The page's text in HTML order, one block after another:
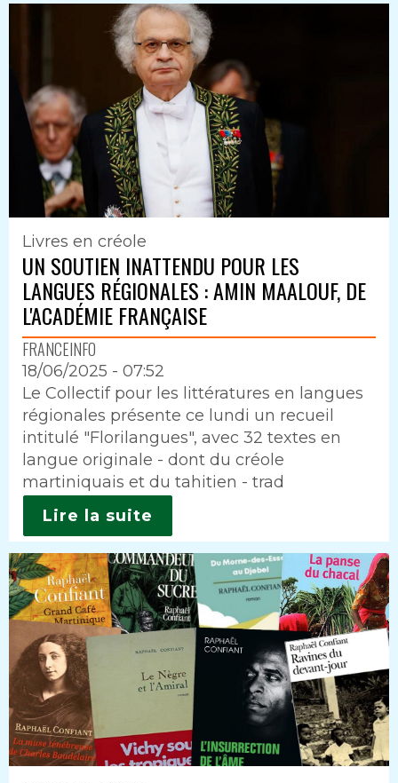
Livres en créole
UN SOUTIEN INATTENDU POUR LES
LANGUES RÉGIONALES : AMIN MAALOUF, DE
L'ACADÉMIE FRANÇAISE
FRANCEINFO
18/06/2025 - 07:52
Intro
Le Collectif pour les littératures en langues
régionales présente ce lundi un recueil
intitulé "Florilangues", avec 32 textes en
langue originale - dont du créole
martiniquais et du tahitien - trad
Lire la suite